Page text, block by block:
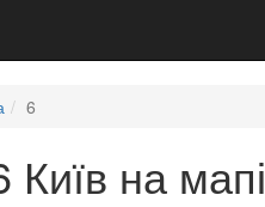
6
на мапі